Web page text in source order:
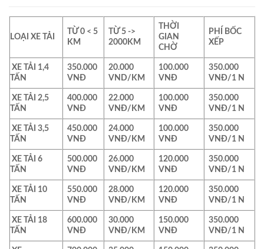
LOẠI XE TẢI
TỪ 0 < 5
KM
TỪ 5 ->
2000KM
THỜI
GIAN
CHỜ
PHÍ BỐC
XẾP
XE TẢI 1,4
TẤN
350.000
VNĐ
20.000
VND/KM
100.000
VNĐ
350.000
VNĐ/1 N
XE TẢI 2,5
TẤN
400.000
VNĐ
22.000
VNĐ/KM
100.000
VNĐ
350.000
VNĐ/1 N
XE TẢI 3,5
TẤN
450.000
VNĐ
24.000
VNĐ/KM
100.000
VNĐ
350.000
VNĐ/1 N
XE TẢI 6
TẤN
500.000
VNĐ
26.000
VNĐ/KM
120.000
VNĐ
350.000
VNĐ/1 N
XE TẢI 10
TẤN
550.000
VNĐ
28.000
VNĐ/KM
120.000
VNĐ
350.000
VNĐ/1 N
XE TẢI 18
TẤN
600.000
VNĐ
30.000
VNĐ/KM
150.000
VNĐ
350.000
VNĐ/1 N